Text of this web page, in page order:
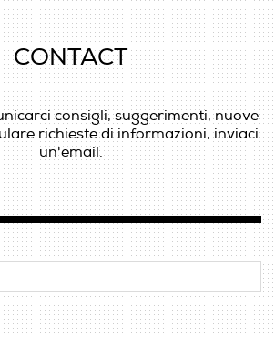
CONTACT
consigli, suggerimenti, nuove
richieste di informazioni, inviaci
un'email.